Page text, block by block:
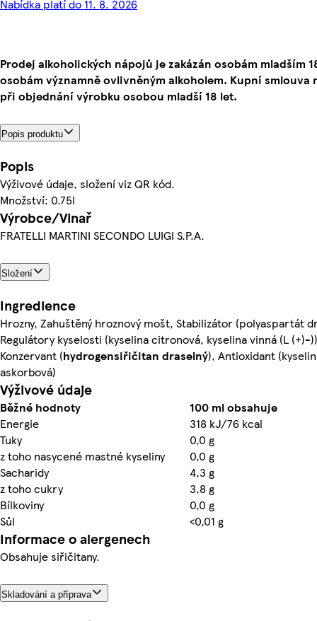
Nabídka platí do 11. 8. 2026
Prodej alkoholických nápojů je zakázán osobám mladším
osobám významně ovlivněným alkoholem. Kupní smlouva
při objednání výrobku osobou mladší 18 let.
Popis produktu
Popis
Výživové údaje, složení viz QR kód.
Množství: 0.75l
Výrobce/Vinař
FRATELLI MARTINI SECONDO LUIGI S.P.A.
Složení
Ingredience
Hrozny, Zahuštěný hroznový mošt, Stabilizátor (polyaspartát
Regulátory kyselosti (kyselina citronová, kyselina vinná (L (+)-
Konzervant (hydrogensiřičitan draselný), Antioxidant
askorbová)
Výživové údaje
Běžné hodnoty
100 ml obsahuje
Energie
318 kJ/76 kcal
Tuky
0,0 g
z toho nasycené mastné kyseliny
0,0 g
Sacharidy
4,3 g
z toho cukry
3,8 g
Bílkoviny
0,0 g
Sůl
<0,01 g
Informace o alergenech
Obsahuje siřičitany.
Skladování a příprava